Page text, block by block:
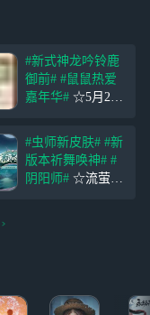
#新式神龙吟铃鹿
御前# #鼠鼠热爱
嘉年华# ☆5月22
全新SP阶式神 龙
吟铃鹿御前（C
V：日笠阳子 / 大
汪）降临平安京，
#虫师新皮肤# #新
版本祈舞唤神# #
阴阳师# ☆流萤之
缓缓前行...... ↓↓↓